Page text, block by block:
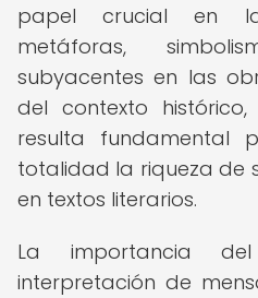
papel crucial en
metáforas,
subyacentes en las
del contexto
resulta fundamental
totalidad la riqueza de
en textos literarios.
La importancia
interpretación de